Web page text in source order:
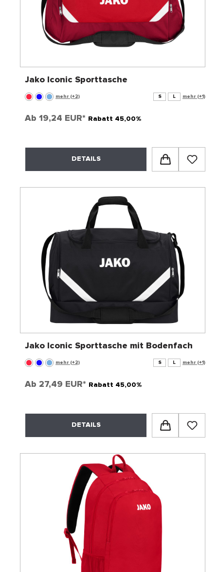
Jako Iconic Sporttasche
mehr (+2) S L mehr (+1)
Ab 19,24 EUR* Rabatt 45,00%
DETAILS
Jako Iconic Sporttasche mit Bodenfach
mehr (+2) S L mehr (+1)
Ab 27,49 EUR* Rabatt 45,00%
DETAILS